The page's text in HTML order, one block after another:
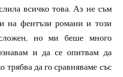
всичко това. Аз не съм
на фентъзи романи и този
но ми беше много
и да се опитвам да
трябва да го сравняваме със